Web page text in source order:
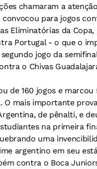
chamaram a
convocou para jogos
Eliminatórias da Copa,
Portugal - o que o
jogo da
o Chivas
de 160 jogos e marcou
O mais importante
de pênalti, e
na primeira
uma
argentino em seu
contra o Boca